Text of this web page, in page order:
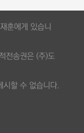
훈에게 있습니
전송권은 (주)도
시할 수 없습니다.